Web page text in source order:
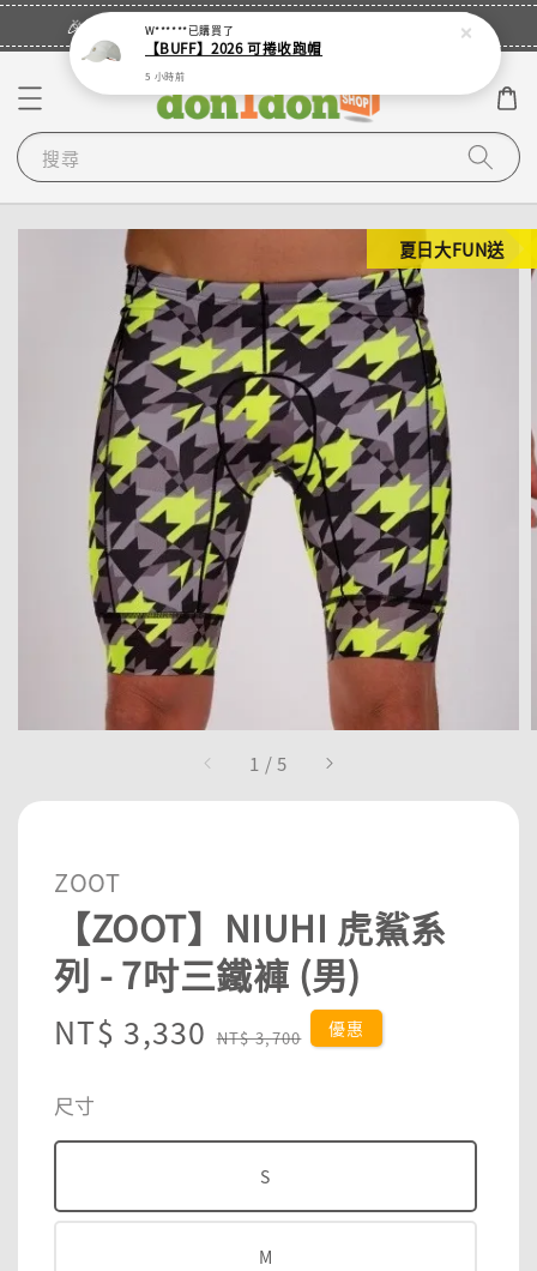
🎉登入會員・領取您的專屬折扣券！
搜尋
1 /5
夏日大FUN送
ZOOT
【ZOOT】NIUHI 虎鯊系
列 - 7吋三鐵褲 (男)
Sale
NT$ 3,330 Regular
NT$ 3,700 優惠
尺寸
S
M
W******已購買了
【BUFF】2026 可捲收跑帽
5 小時前